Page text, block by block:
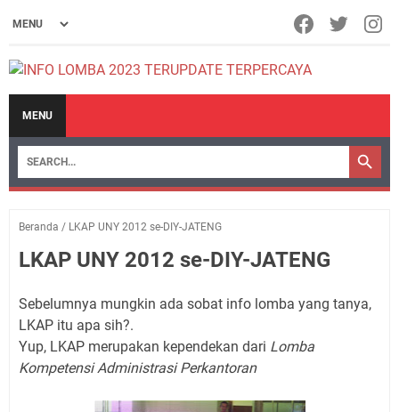
MENU
Beranda / LKAP UNY 2012 se-DIY-JATENG
LKAP UNY 2012 se-DIY-JATENG
Sebelumnya mungkin ada sobat info lomba yang tanya,
LKAP itu apa sih?.
Yup, LKAP merupakan kependekan dari Lomba
Kompetensi Administrasi Perkantoran